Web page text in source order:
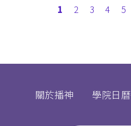
Pagination
目
1 Page
2 Page
3 Page
4 5
關於播神 學院日曆